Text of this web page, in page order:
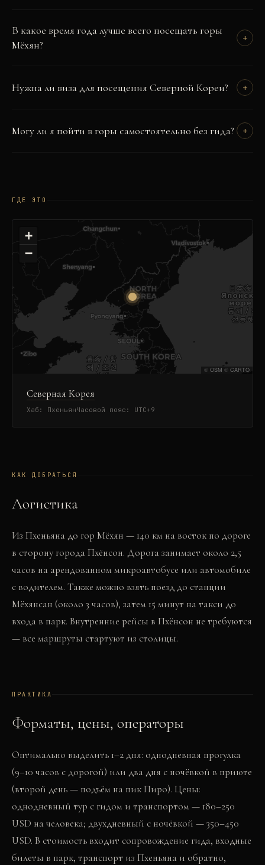
В какое время года лучше всего посещать горы
Мёхян?
+
Нужна ли виза для посещения Северной Кореи? +
Могу ли я пойти в горы самостоятельно без гида? +
ГДЕ ЭТО
+
−
© OSM © CARTO
Северная Корея
Хаб: ПхеньянЧасовой пояс: UTC+9
КАК ДОБРАТЬСЯ
Логистика
Из Пхеньяна до гор Мёхян — 140 км на восток по дороге
в сторону города Пхёнсон. Дорога занимает около 2,5
часов на арендованном микроавтобусе или автомобиле
с водителем. Также можно взять поезд до станции
Мёхянсан (около 3 часов), затем 15 минут на такси до
входа в парк. Внутренние рейсы в Пхёнсон не требуются
— все маршруты стартуют из столицы.
ПРАКТИКА
Форматы, цены, операторы
Оптимально выделить 1–2 дня: однодневная прогулка
(9–10 часов с дорогой) или два дня с ночёвкой в приюте
(второй день — подъём на пик Пиро). Цены:
однодневный тур с гидом и транспортом — 180–250
USD на человека; двухдневный с ночёвкой — 350–450
USD. В стоимость входит сопровождение гида, входные
билеты в парк, транспорт из Пхеньяна и обратно,